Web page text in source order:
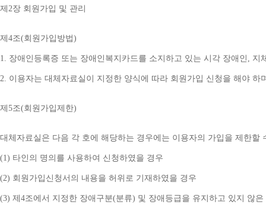
제 2장 회원가입 및 관리
제 4조(회원가입방법)
1. 장애인등록증 또는 장애인복지카드를 소지하고 있는 시각 장애인 , 지
2. 이용자는 대체자료실이 지정한 양식에 따라 회원가입 신청을 해야 하
제 5조(회원가입제한)
대체자료실은 다음 각 호에 해당하는 경우에는 이용자의 가입을 제한할
(1) 타인의 명의를 사용하여 신청하였을 경우
(2) 회원가입신청서의 내용을 허위로 기재하였을 경우
(3) 제 4조에서 지정한 장애구분(분류) 및 장애등급을 유지하고 있지 않은